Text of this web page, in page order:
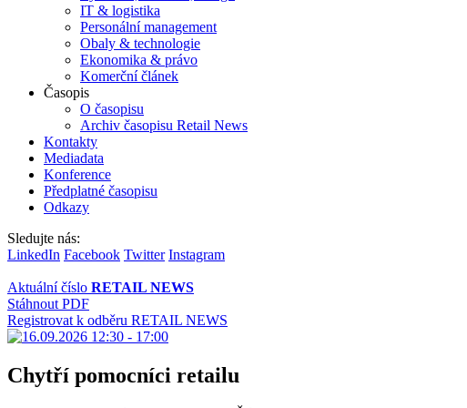
IT & logistika
Personální management
Obaly & technologie
Ekonomika & právo
Komerční článek
Časopis
O časopisu
Archiv časopisu Retail News
Kontakty
Mediadata
Konference
Předplatné časopisu
Odkazy
Sledujte nás:
LinkedIn Facebook Twitter Instagram
Aktuální číslo RETAIL NEWS
Stáhnout PDF
Registrovat k odběru RETAIL NEWS
Chytří pomocníci retailu